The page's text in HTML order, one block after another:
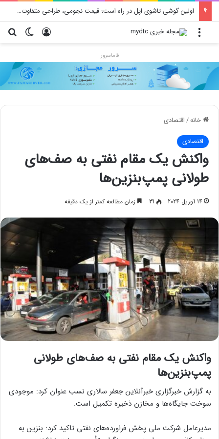
اولین گوشی تاشوی اپل در راه است؛ قیمت نجومی، طراحی متفاوت و زمان رونمایی احتمالی
تغییر ورود منو
فاماسرور
خانه/اقتصادی
اقتصادی
واکنش یک مقام نفتی به صف‌های
طولانی پمپ‌بنزین‌ها
14 آوریل 2024 31 زمان مطالعه کمتر از یک دقیقه
واکنش یک مقام نفتی به صف‌های طولانی
پمپ‌بنزین‌ها
به گزارش خبرگزاری خبرآنلاین جعفر سالاری نسب عنوان کرد: موجودی
سوخت جایگاه‌ها و مخازن ذخیره تکمیل است.
مدیرعامل شرکت ملی پخش فراورده‌های نفتی تاکید کرد: بنزین به